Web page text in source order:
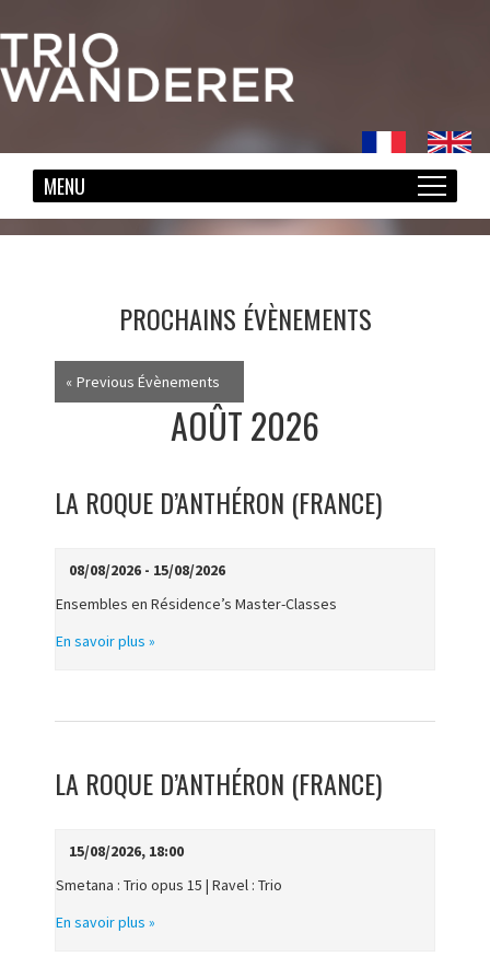
PROCHAINS ÉVÈNEMENTS
NAVIGATION
DE
LISTE
DES
« Previous Évènements
AOÛT 2026
LA ROQUE D’ANTHÉRON (FRANCE)
08/08/2026 - 15/08/2026
Ensembles en Résidence’s Master-Classes
En savoir plus »
LA ROQUE D’ANTHÉRON (FRANCE)
15/08/2026, 18:00
Smetana : Trio opus 15 | Ravel : Trio
En savoir plus »